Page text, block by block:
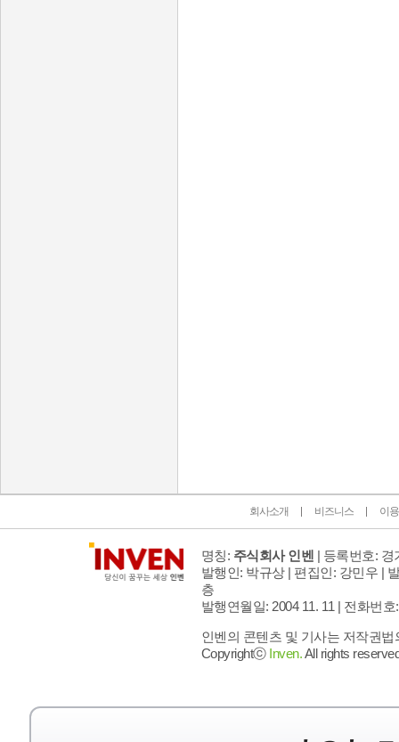
회사소개 비즈니스 이
명칭: 주식회사 인벤 | 등록번호: 경
발행인: 박규상 | 편집인: 강민우 |
층
발행연월일: 2004 11. 11 | 전화번호
인벤의 콘텐츠 및 기사는 저작권
Copyrightⓒ Inven.All rights